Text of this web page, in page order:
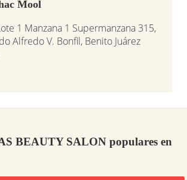
Mool
1 Manzana 1 Supermanzana 315,
Alfredo V. Bonfil, Benito Juárez
BEAUTY SALON populares en